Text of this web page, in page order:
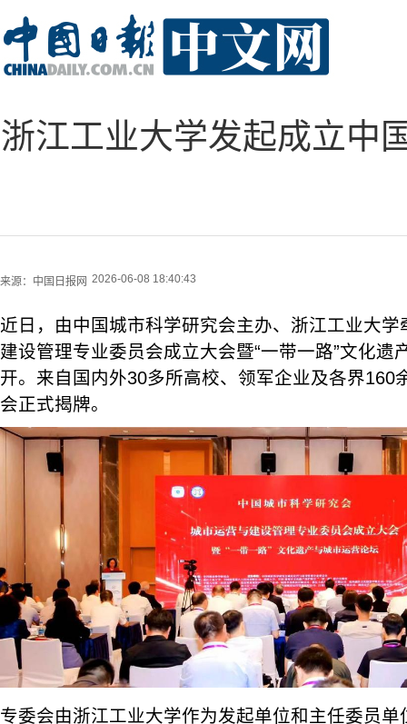
浙江工业大学发起成立中
来源： 中国日报网 2026-06-08 18:40:43
近日，由中国城市科学研究会主办、浙江工业大
建设管理专业委员会成立大会暨“一带一路”文化遗
开。来自国内外30多所高校、领军企业及各界160
会正式揭牌。
专委会由浙江工业大学作为发起单位和主任委员